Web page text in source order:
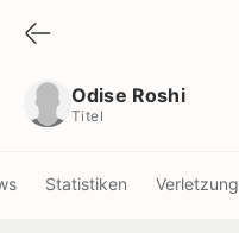
Odise Roshi
Titel
Statistiken